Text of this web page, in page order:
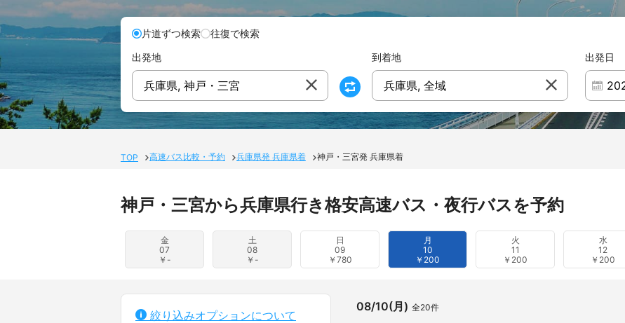
片道ずつ検索
往復で検索
出発地
兵庫県, 神戸・三宮
到着地
兵庫県, 全域
出発日
TOP 高速バス比較・予約 兵庫県発 兵庫県着 神戸・三宮発 兵庫県着
神戸・三宮から兵庫県行き格安高速バス・夜行バスを予約
金
07
￥-
土
08
￥-
日
09
￥780
月
10
￥200
火
11
￥200
水
12
￥200
08/10(月) 全20件
絞り込みオプションについて